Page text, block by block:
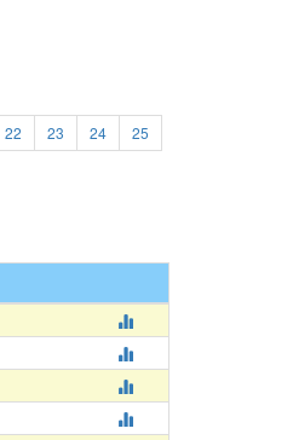
22 23 24
25